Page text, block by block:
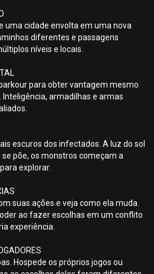
uma cidade envolta em uma nova
diferentes e passagens
níveis e locais.
para obter vantagem mesmo
armadilhas e armas
escuros dos infectados. A luz do sol
põe, os monstros começam a
explorar.
suas ações e veja como ela muda.
ao fazer escolhas em um conflito
experiência.
Hospede os próprios jogos ou